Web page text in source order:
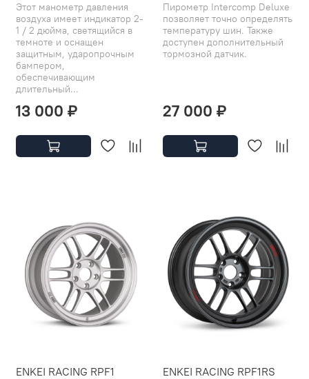
Этот манометр давления
воздуха имеет индикатор 2-
1 / 2 дюйма, светящийся в
темноте и оснащен
защитным, ударопрочным
бампером,
обеспечивающим
длительный...
13 000 ₽
Пирометр Intercomp Deluxe
позволяет точно определять
температуру шин. Также
доступен дополнительный
тормозной датчик.
27 000 ₽
ENKEI RACING RPF1 ENKEI RACING RPF1RS